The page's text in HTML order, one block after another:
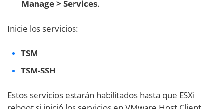
Manage > Services.
Inicie los servicios:
TSM
TSM-SSH
Estos servicios estarán habilitados hasta que ESXi